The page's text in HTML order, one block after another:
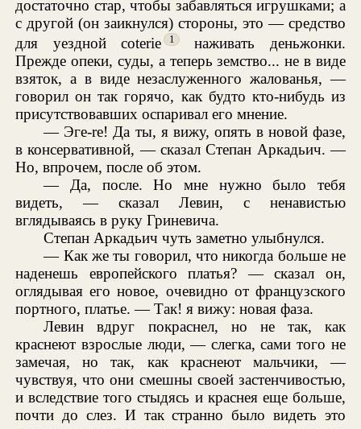
достаточно стар, чтобы забавляться игрушками; а
с другой (он заикнулся) стороны, это — средство
для уездной coterie
1 наживать деньжонки.
Прежде опеки, суды, а теперь земство... не в виде
взяток, а в виде незаслуженного жалованья, —
говорил он так горячо, как будто кто-нибудь из
присутствовавших оспаривал его мнение.
— Эге-re! Да ты, я вижу, опять в новой фазе,
в консервативной, — сказал Степан Аркадьич. —
Но, впрочем, после об этом.
— Да, после. Но мне нужно было тебя
видеть, — сказал Левин, с ненавистью
вглядываясь в руку Гриневича.
Степан Аркадьич чуть заметно улыбнулся.
— Как же ты говорил, что никогда больше не
наденешь европейского платья? — сказал он,
оглядывая его новое, очевидно от французского
портного, платье. — Так! я вижу: новая фаза.
Левин вдруг покраснел, но не так, как
краснеют взрослые люди, — слегка, сами того не
замечая, но так, как краснеют мальчики, —
чувствуя, что они смешны своей застенчивостью,
и вследствие того стыдясь и краснея еще больше,
почти до слез. И так странно было видеть это